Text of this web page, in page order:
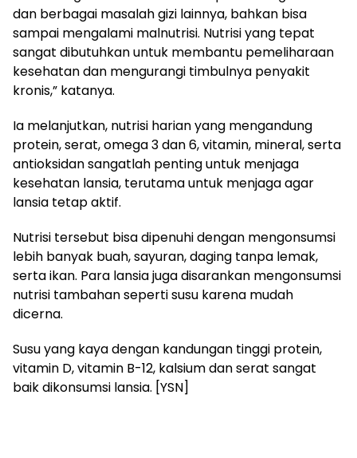
dan berbagai masalah gizi lainnya, bahkan bisa
sampai mengalami malnutrisi. Nutrisi yang tepat
sangat dibutuhkan untuk membantu pemeliharaan
kesehatan dan mengurangi timbulnya penyakit
kronis,” katanya.
Ia melanjutkan, nutrisi harian yang mengandung
protein, serat, omega 3 dan 6, vitamin, mineral, serta
antioksidan sangatlah penting untuk menjaga
kesehatan lansia, terutama untuk menjaga agar
lansia tetap aktif.
Nutrisi tersebut bisa dipenuhi dengan mengonsumsi
lebih banyak buah, sayuran, daging tanpa lemak,
serta ikan. Para lansia juga disarankan mengonsumsi
nutrisi tambahan seperti susu karena mudah
dicerna.
Susu yang kaya dengan kandungan tinggi protein,
vitamin D, vitamin B-12, kalsium dan serat sangat
baik dikonsumsi lansia. [YSN]